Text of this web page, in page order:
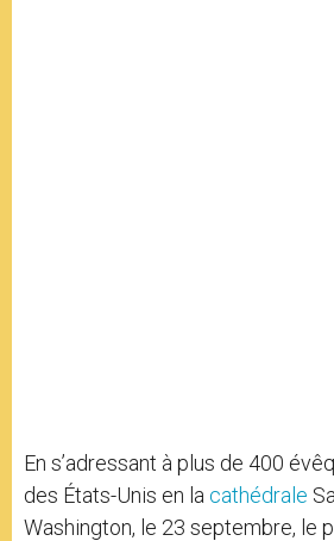
En s’adressant à plus de 400
des États-Unis en la cathédrale
Washington, le 23 septembre, le